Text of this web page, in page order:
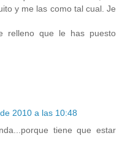
y me las como tal cual. Je
relleno que le has puesto
2010 a las 10:48
tiene que estar